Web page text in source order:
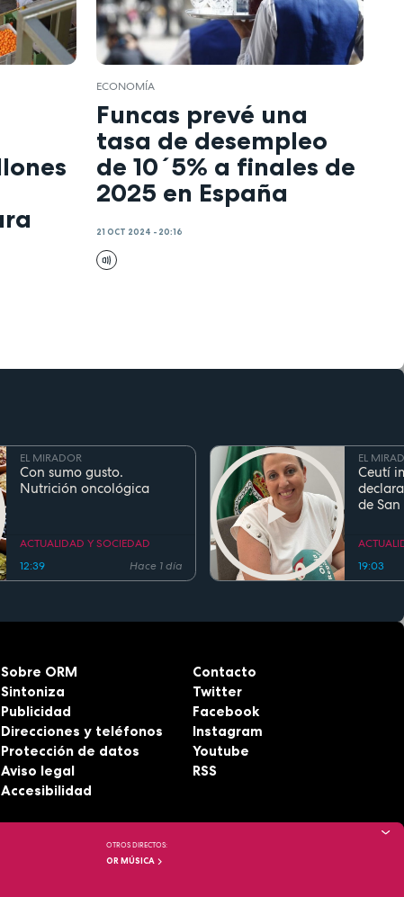
ECONOMÍA
Funcas prevé una
tasa de desempleo
de 10´5% a finales de
2025 en España
21 OCT 2024 - 20:16
EL MIRADOR
Con sumo gusto.
Nutrición oncológica
ACTUALIDAD Y SOCIEDAD
12:39
Hace 1 día
EL
Ceutí
de
19:03
Sobre ORM
Sintoniza
Publicidad
Direcciones y teléfonos
Protección de datos
Aviso legal
Accesibilidad
Contacto
Twitter
Facebook
Instagram
Youtube
RSS
OTROS DIRECTOS:
OR MÚSICA